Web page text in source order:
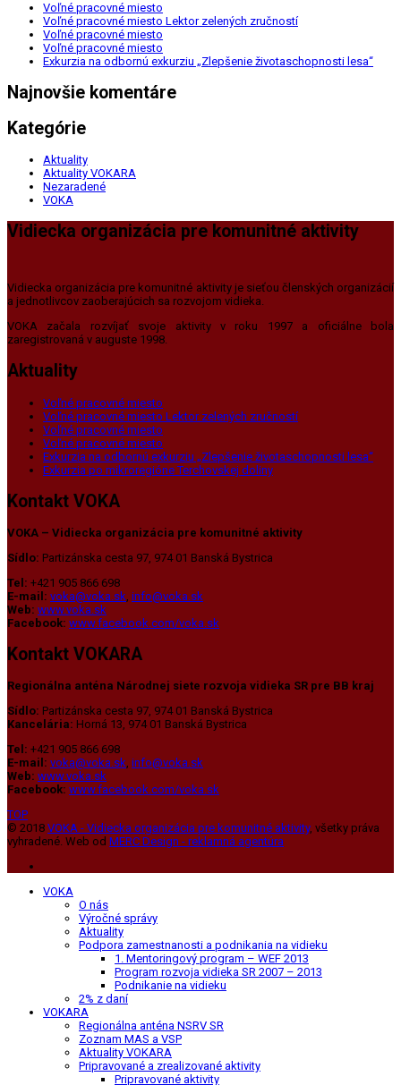
Voľné pracovné miesto
Voľné pracovné miesto Lektor zelených zručností
Voľné pracovné miesto
Voľné pracovné miesto
Exkurzia na odbornú exkurziu „Zlepšenie životaschopnosti lesa“
Najnovšie komentáre
Kategórie
Aktuality
Aktuality VOKARA
Nezaradené
VOKA
Vidiecka organizácia pre komunitné aktivity
Vidiecka organizácia pre komunitné aktivity je sieťou členských organizácií
a jednotlivcov zaoberajúcich sa rozvojom vidieka.
VOKA začala rozvíjať svoje aktivity v roku 1997 a oficiálne bola
zaregistrovaná v auguste 1998.
Aktuality
Voľné pracovné miesto
Voľné pracovné miesto Lektor zelených zručností
Voľné pracovné miesto
Voľné pracovné miesto
Exkurzia na odbornú exkurziu „Zlepšenie životaschopnosti lesa“
Exkurzia po mikroregióne Terchovskej doliny
Kontakt VOKA
VOKA – Vidiecka organizácia pre komunitné aktivity
Sídlo: Partizánska cesta 97, 974 01 Banská Bystrica
Tel: +421 905 866 698
E-mail: voka@voka.sk info@voka.sk
Web: www.voka.sk
Facebook: www.facebook.com/voka.sk
Kontakt VOKARA
Regionálna anténa Národnej siete rozvoja vidieka SR pre BB kraj
Sídlo: Partizánska cesta 97, 974 01 Banská Bystrica
Kancelária: Horná 13, 974 01 Banská Bystrica
Tel: +421 905 866 698
E-mail: voka@voka.sk, info@voka.sk
Web: www.voka.sk
Facebook: www.facebook.com/voka.sk
TOP
© 2018 VOKA - Vidiecka organizácia pre komunitné aktivity, všetky práva
vyhradené. Web od MERC Design - reklamná agentúra
VOKA
O nás
Výročné správy
Aktuality
Podpora zamestnanosti a podnikania na vidieku
1. Mentoringový program – WEF 2013
Program rozvoja vidieka SR 2007 – 2013
Podnikanie na vidieku
2% z daní
VOKARA
Regionálna anténa NSRV SR
Zoznam MAS a VSP
Aktuality VOKARA
Pripravované a zrealizované aktivity
Pripravované aktivity